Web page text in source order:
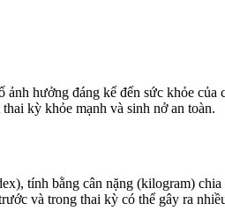
hưởng đáng kể đến sức khỏe
kỳ khỏe mạnh và sinh nở an toàn.
tính bằng cân nặng (kilogram)
và trong thai kỳ có thể gây ra